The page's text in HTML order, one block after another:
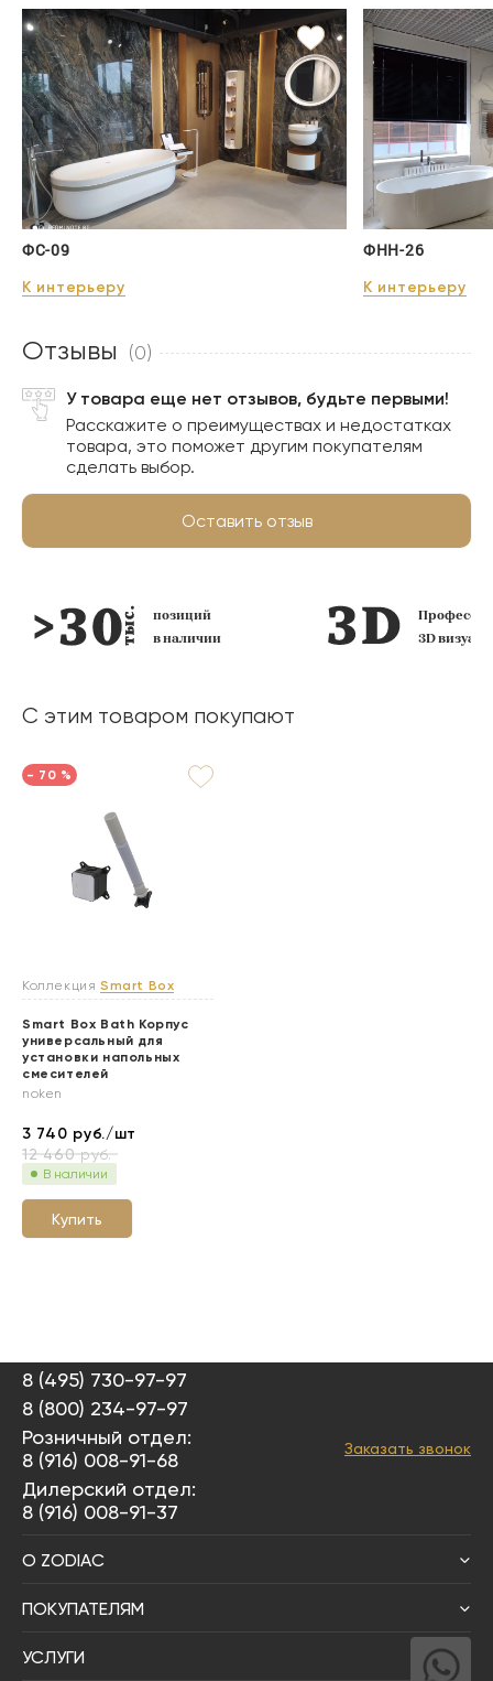
ФС-09
К интерьеру
ФНН-26
К интерьеру
Отзывы (0)
У товара еще нет отзывов, будьте первыми!
Расскажите о преимуществах и недостатках
товара, это поможет другим покупателям
сделать выбор.
Оставить отзыв
Профессиональная
3D визуализация
С этим товаром покупают
- 70 %
Коллекция Smart Box
Smart Box Bath Корпус
универсальный для
установки напольных
смесителей
noken
3 740 руб./шт
12 460руб.
В наличии
Купить
8 (495) 730-97-97
8 (800) 234-97-97
Розничный отдел:
8 (916) 008-91-68
Дилерский отдел:
8 (916) 008-91-37
Заказать звонок
О ZODIAC
ПОКУПАТЕЛЯМ
УСЛУГИ